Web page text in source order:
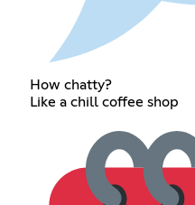
How chatty?
Like a chill coffee shop